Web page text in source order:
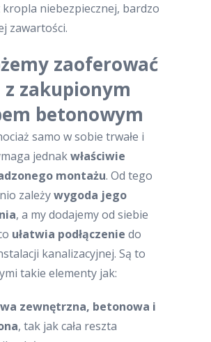
kropla niebezpiecznej, bardzo
zawartości.
zaoferować
z zakupionym
betonowym
samo w sobie trwałe i
jednakwłaściwie
montażu. Od tego
zależywygoda jego
, a my dodajemy od siebie
ułatwia podłączenie do
kanalizacyjnej. Są to
takie elementy jak:
zewnętrzna, betonowa i
, tak jak cała reszta